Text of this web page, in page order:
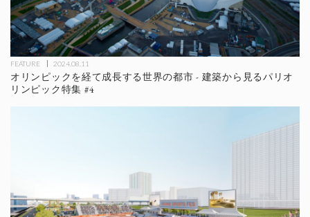
FEATURE 2024.08.11
オリンピックを経て成長する世界の都市 - 建築から見るパリオ
リンピック特集 #4